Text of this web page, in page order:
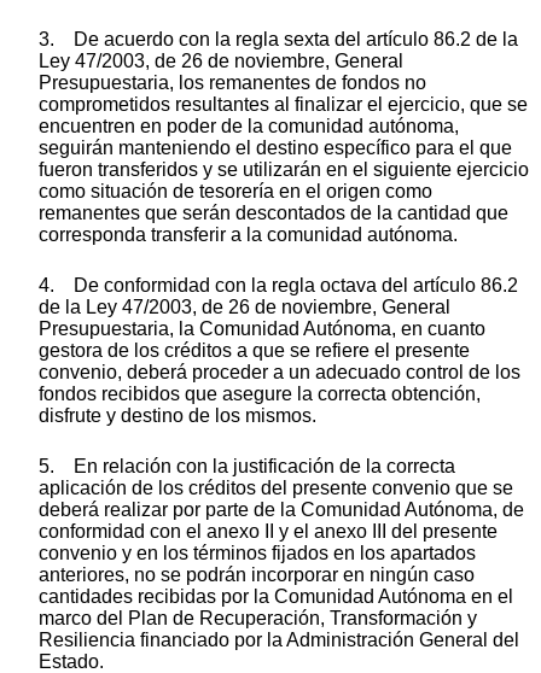
3. De acuerdo con la regla sexta del artículo 86.2 de la
Ley 47/2003, de 26 de noviembre, General
Presupuestaria, los remanentes de fondos no
comprometidos resultantes al finalizar el ejercicio, que se
encuentren en poder de la comunidad autónoma,
seguirán manteniendo el destino específico para el que
fueron transferidos y se utilizarán en el siguiente ejercicio
como situación de tesorería en el origen como
remanentes que serán descontados de la cantidad que
corresponda transferir a la comunidad autónoma.
4. De conformidad con la regla octava del artículo 86.2
de la Ley 47/2003, de 26 de noviembre, General
Presupuestaria, la Comunidad Autónoma, en cuanto
gestora de los créditos a que se refiere el presente
convenio, deberá proceder a un adecuado control de los
fondos recibidos que asegure la correcta obtención,
disfrute y destino de los mismos.
5. En relación con la justificación de la correcta
aplicación de los créditos del presente convenio que se
deberá realizar por parte de la Comunidad Autónoma, de
conformidad con el anexo II y el anexo III del presente
convenio y en los términos fijados en los apartados
anteriores, no se podrán incorporar en ningún caso
cantidades recibidas por la Comunidad Autónoma en el
marco del Plan de Recuperación, Transformación y
Resiliencia financiado por la Administración General del
Estado.